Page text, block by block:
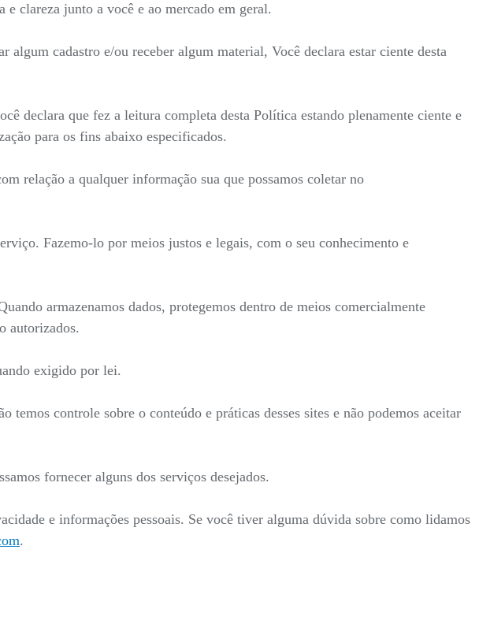
clareza junto a você e ao mercado em geral.
cadastro e/ou receber algum material, Você declara estar ciente desta
declara que fez a leitura completa desta Política estando plenamente ciente e
para os fins abaixo especificados.
relação a qualquer informação sua que possamos coletar no
Fazemo-lo por meios justos e legais, com o seu conhecimento e
armazenamos dados, protegemos dentro de meios comercialmente
autorizados.
exigido por lei.
temos controle sobre o conteúdo e práticas desses sites e não podemos aceitar
fornecer alguns dos serviços desejados.
e informações pessoais. Se você tiver alguma dúvida sobre como lidamos
.